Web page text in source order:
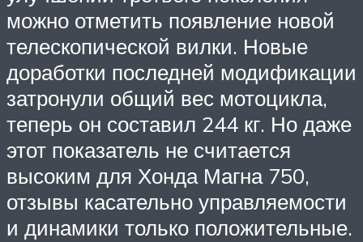
можно отметить появление новой
телескопической вилки. Новые
доработки последней модификации
затронули общий вес мотоцикла,
теперь он составил 244 кг. Но даже
этот показатель не считается
высоким для Хонда Магна 750,
отзывы касательно управляемости
и динамики только положительные.